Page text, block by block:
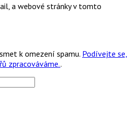
a webové stránky v tomto
k omezení spamu. Podívejte se,
zpracováváme..